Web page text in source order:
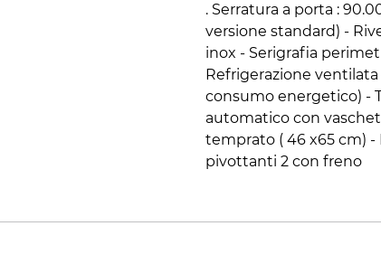
. Serratura a porta :
versione standard) -
inox - Serigrafia
Refrigerazione ventilata
consumo energetico) -
automatico con
temprato ( 46 x65 cm)
pivottanti 2 con freno